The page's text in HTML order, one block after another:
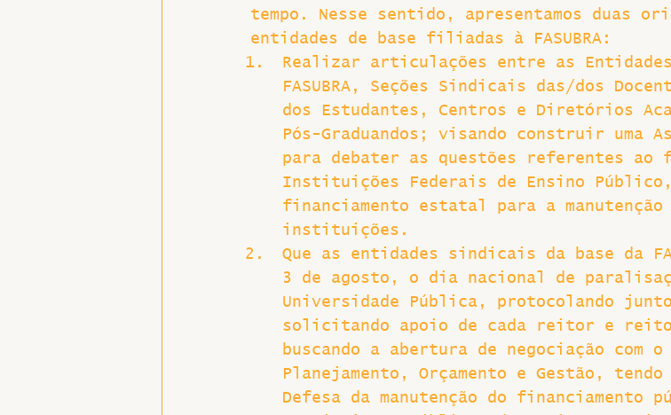
tempo. Nesse sentido, apresentamos duas
entidades de base filiadas à FASUBRA:
Realizar articulações entre as
FASUBRA, Seções Sindicais das/dos
dos Estudantes, Centros e Diretórios
Pós-Graduandos; visando construir uma
para debater as questões referentes ao
Instituições Federais de Ensino Público,
financiamento estatal para a manutenção
instituições.
Que as entidades sindicais da base da
3 de agosto, o dia nacional de
Universidade Pública, protocolando
solicitando apoio de cada reitor e
buscando a abertura de negociação com
Planejamento, Orçamento e Gestão,
Defesa da manutenção do